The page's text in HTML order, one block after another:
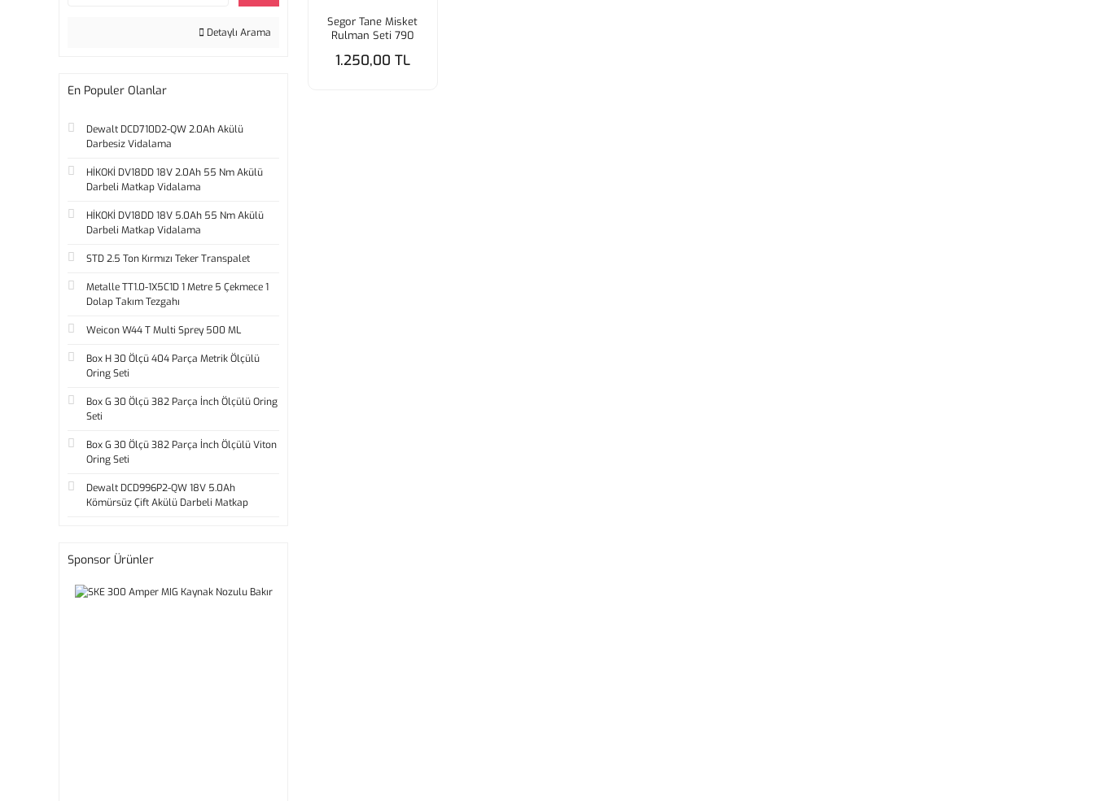
Detaylı Arama
En Populer Olanlar
Dewalt DCD710D2-QW 2.0Ah Akülü
Darbesiz Vidalama
HİKOKİ DV18DD 18V 2.0Ah 55 Nm Akülü
Darbeli Matkap Vidalama
HİKOKİ DV18DD 18V 5.0Ah 55 Nm Akülü
Darbeli Matkap Vidalama
STD 2.5 Ton Kırmızı Teker Transpalet
Metalle TT1.0-1X5C1D 1 Metre 5 Çekmece 1
Dolap Takım Tezgahı
Weicon W44 T Multi Sprey 500 ML
Box H 30 Ölçü 404 Parça Metrik Ölçülü
Oring Seti
Box G 30 Ölçü 382 Parça İnch Ölçülü Oring
Seti
Box G 30 Ölçü 382 Parça İnch Ölçülü Viton
Oring Seti
Dewalt DCD996P2-QW 18V 5.0Ah
Kömürsüz Çift Akülü Darbeli Matkap
Sponsor Ürünler
Segor Tane Misket
Rulman Seti 790
1.250,00 TL